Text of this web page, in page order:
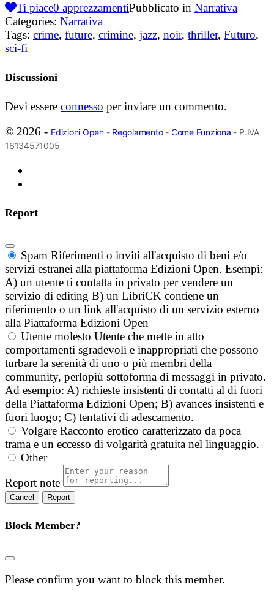
Ti piace0 apprezzamentiPubblicato in Narrativa
Categories: Narrativa
Tags: crime, future, crimine, jazz, noir, thriller, Futuro,
sci-fi
Discussioni
Devi essere connesso per inviare un commento.
© 2026 - Edizioni Open- Regolamento- Come Funziona - P.IVA
16134571005
Report
Spam Riferimenti o inviti all'acquisto di beni e/o
servizi estranei alla piattaforma Edizioni Open. Esempi:
A) un utente ti contatta in privato per vendere un
servizio di editing B) un LibriCK contiene un
riferimento o un link all'acquisto di un servizio esterno
alla Piattaforma Edizioni Open
Utente molesto Utente che mette in atto
comportamenti sgradevoli e inappropriati che possono
turbare la serenità di uno o più membri della
community, perlopiù sottoforma di messaggi in privato.
Ad esempio: A) richieste insistenti di contatti al di fuori
della Piattaforma Edizioni Open; B) avances insistenti e
fuori luogo; C) tentativi di adescamento.
Volgare Racconto erotico caratterizzato da poca
trama e un eccesso di volgarità gratuita nel linguaggio.
Other
Report note
Report
Block Member?
Please confirm you want to block this member.